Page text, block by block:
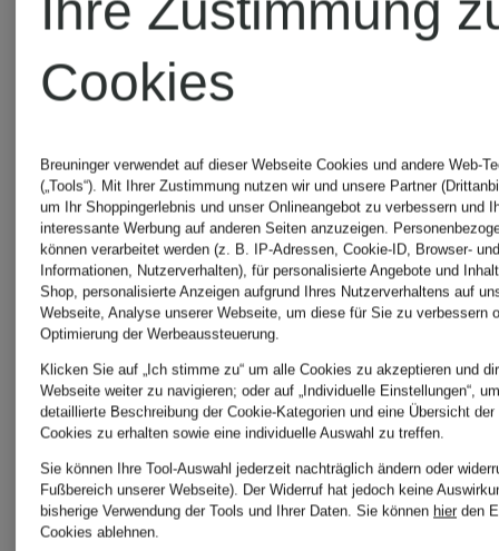
7 for all
mankind
Acne
Studios
AG
Jeans
ANINE
BING
firenze
Cookies
Breuninger verwendet auf dieser Webseite Cookies und andere Web-
(„Tools“). Mit Ihrer Zustimmung nutzen wir und unsere Partner
um Ihr Shoppingerlebnis und unser Onlineangebot zu verbessern und
interessante Werbung auf anderen Seiten anzuzeigen.
können verarbeitet werden (z. B. IP-Adressen, Cookie-ID, Browser-
Informationen, Nutzerverhalten), für personalisierte Angebote und
Shop, personalisierte Anzeigen aufgrund Ihres Nutzerverhaltens auf
Webseite, Analyse unserer Webseite, um diese für Sie zu verbessern
Optimierung der Werbeaussteuerung.
Klicken Sie auf „Ich stimme zu“ um alle Cookies zu akzeptieren und
Webseite weiter zu navigieren; oder auf „Individuelle Einstellungen“,
detaillierte Beschreibung der Cookie-Kategorien und eine Übersicht
Cookies zu erhalten sowie eine individuelle Auswahl zu treffen.
Sie können Ihre Tool-Auswahl jederzeit nachträglich ändern oder
Fußbereich unserer Webseite). Der Widerruf hat jedoch keine
bisherige Verwendung der Tools und Ihrer Daten. Sie können hier den
Cookies ablehnen.